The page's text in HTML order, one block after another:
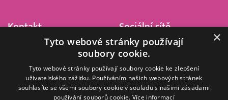
Kontakt
Barrandov Televizní Studio,
Kříženeckého nám. 322
152 00 Praha 5
IČ 416 93 311
Sociální sítě
×
Tyto webové stránky používají
soubory cookie.
Tyto webové stránky používají soubory cookie ke zlepšení
uživatelského zážitku. Používáním našich webových stránek
souhlasíte se všemi soubory cookie v souladu s našimi zásadami
používání souborů cookie. Více informací